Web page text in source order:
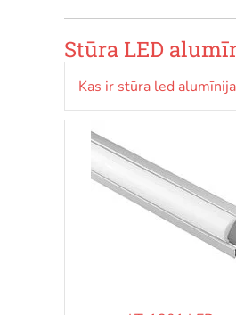
Stūra LED
Kas ir stūra led